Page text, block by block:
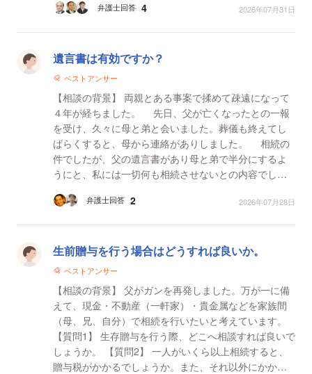
に負担義...弁護士回答 4 2026年07月31日
遺言書は有効ですか？
ベストアンサー
【相談の背景】 両親とある事案で揉めて疎遠になって
４年が経ちました。 先日、父が亡くなったとの一報
を受け、久々に母と弟と会いました。葬儀も終えてし
ばらくすると、母から連絡がありしました。 相続の
件でしたが、父の遺言書があり母と弟で半分にするよ
うにと、私には一切何も相続させないとの内容でし
思...
弁護士回答 2 2026年07月28日
生前贈与を行う場合はどうすれば良いか。
ベストアンサー
【相談の背景】 父がガンを再発しました。万が一に備
えて、現金・不動産（一軒家）・貴金属などを家族間
（母、兄、自分）で相続を行いたいと考えています。
【質問1】 生存贈与を行う際、どこへ相談すれば良いで
しょうか。 【質問2】 一人がいくら以上相続すると、
贈与税がかかるでしょうか。また、それ以外にかかる